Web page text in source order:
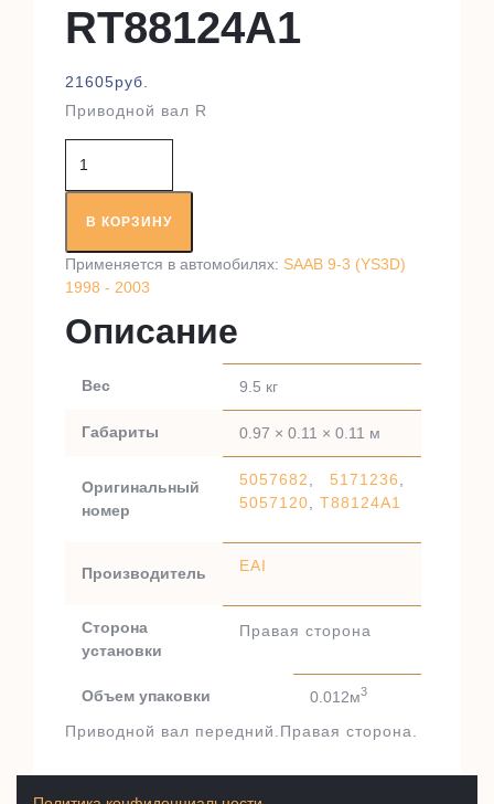
RT88124A1
21605руб.
Приводной вал R
товара
Приводной
валВ КОРЗИНУ
Применяется в автомобилях: SAAB 9-3 (YS3D)
1998 - 2003
Описание
Вес 9.5 кг
Габариты 0.97 × 0.11 × 0.11 м
Оригинальный
номер
5057682 5171236
5057120
T88124A1
Производитель EAI
Сторона
установки
Правая сторона
Объем упаковки 0.012м3
Приводной вал передний.Правая сторона.